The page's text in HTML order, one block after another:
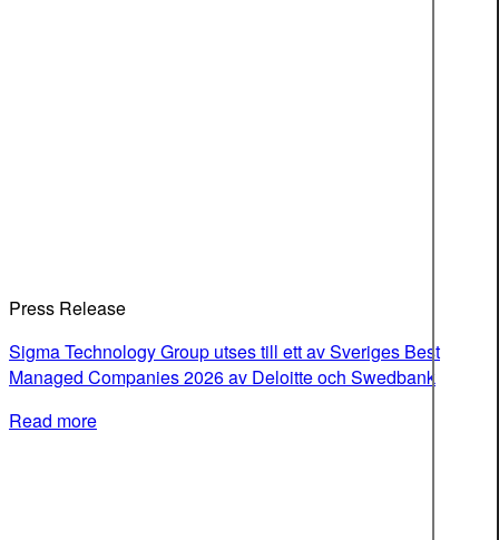
Press Release
Sigma Technology Group utses till ett av Sveriges Best
Managed Companies 2026 av Deloitte och Swedbank
Read more